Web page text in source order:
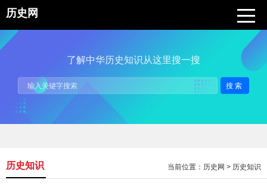
历史网
了解中华历史知识从这里搜一搜
搜索
当前位置： 历史网 > 历史知识
历史知识